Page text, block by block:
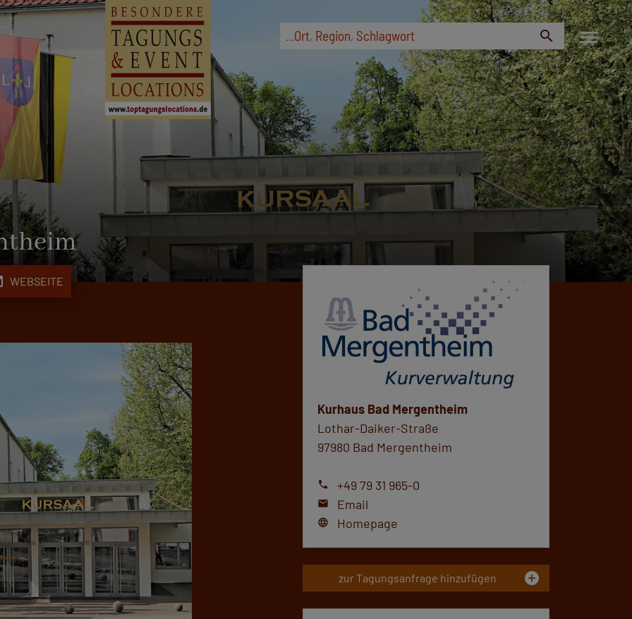
...Ort, Region, Schlagwort search menu
WEBSEITE
Kurhaus Bad Mergentheim
Lothar-Daiker-Straße
97980 Bad Mergentheim
phone +49 79 31 965-0
mail Email
language Homepage
zur Tagungsanfrage hinzufügen add_circle